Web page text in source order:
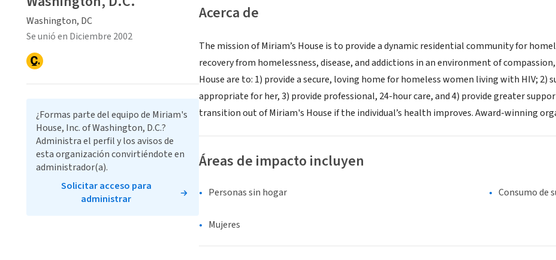
Acerca de
The mission of Miriam’s House is to provide a dynamic residential community for
recovery from homelessness, disease, and addictions in an environment of
House are to: 1) provide a secure, loving home for homeless women living with HIV;
appropriate for her, 3) provide professional, 24-hour care, and 4) provide greater
transition out of Miriam's House if the individual’s health improves. Award-winning
Áreas de impacto incluyen
Personas sin hogar Consumo de
Mujeres
Washington, DC
Se unió en Diciembre 2002
¿Formas parte del equipo de Miriam's
House, Inc. of Washington, D.C.?
Administra el perfil y los avisos de
esta organización convirtiéndote en
administrador(a).
Solicitar acceso para
administrar